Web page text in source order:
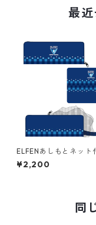
最
ELFENあしもとネット
ッション
¥2,200
同